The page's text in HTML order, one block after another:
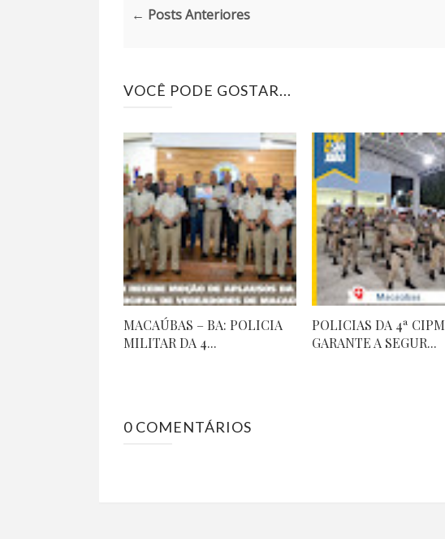
← Posts Anteriores
VOCÊ PODE GOSTAR...
MACAÚBAS – BA: POLICIA
MILITAR DA 4...
POLICIAS DA 4ª CIPM
GARANTE A SEGUR...
0 COMENTÁRIOS